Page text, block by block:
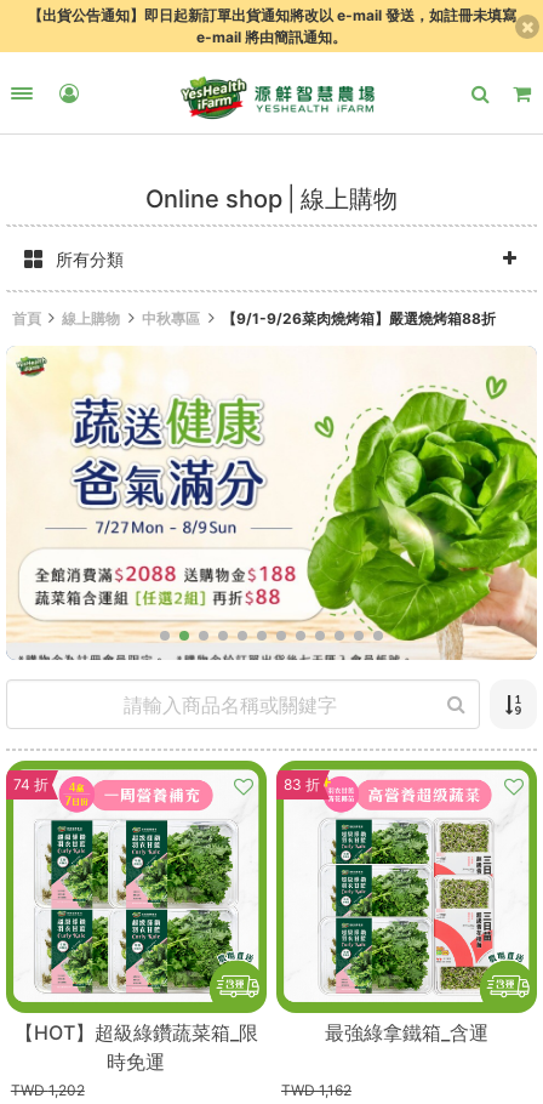
【出貨公告通知】即日起新訂單出貨通知將改以 e-mail 發送，如註冊未填寫
e-mail 將由簡訊通知。
Online shop 線上購物
所有分類
首頁 線上購物 中秋專區 【9/1-9/26菜肉燒烤箱】嚴選燒烤箱88折
74 折
【HOT】超級綠鑽蔬菜箱_限
時免運
1,202
83 折
最強綠拿鐵箱_含運
1,162